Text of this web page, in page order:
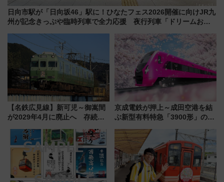
日向市駅が「日向坂46」駅に！ひなたフェス2026開催に向けJR九
州が記念きっぷや臨時列車で全力応援 夜行列車「ドリームおひ
【名鉄広見線】新可児～御嵩間
が2029年4月に廃止へ 存続協
京成電鉄が押上～成田空港を結
ぶ新型有料特急「3900形」のコ
募集も実施